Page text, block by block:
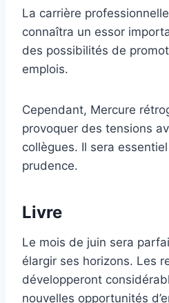
La carrière
connaîtra un essor
des possibilités de
emplois.
Cependant, Mercure
provoquer des tensions
collègues. Il sera essentiel
prudence.
Livre
Le mois de juin sera
élargir ses horizons. Les
développeront
nouvelles opportunités